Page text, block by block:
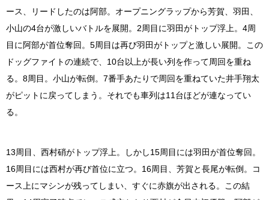
ース、リードしたのは阿部。オープニングラップから芳賀、羽田、
小山の4台が激しいバトルを展開。2周目に羽田がトップ浮上。4周
目に阿部が首位奪回。5周目は再び羽田がトップと激しい展開。この
ドッグファイトの連続で、10台以上が長い列を作って周回を重ね
る。8周目。小山が転倒。7番手あたりで周回を重ねていた井手翔太
がピットに戻ってしまう。それでも車列は11台ほどが連なってい
る。
13周目、西村硝がトップ浮上。しかし15周目には羽田が首位奪回。
16周目には西村が再び首位に立つ。16周目、芳賀と長尾が転倒。コ
ース上にマシンが残ってしまい、すぐに赤旗が出される。この結